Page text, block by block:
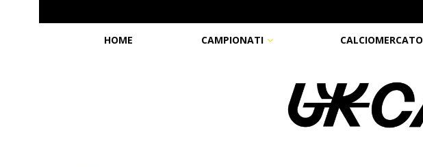
HOME CAMPIONATI CALCIOMERCATO